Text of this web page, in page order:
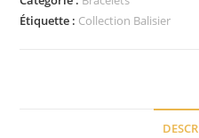
Étiquette : Collection Balisier